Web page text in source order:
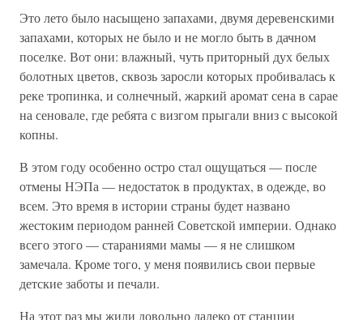
Это лето было насыщено запахами, двумя деревенскими
запахами, которых не было и не могло быть в дачном
поселке. Вот они: влажный, чуть приторный дух белых
болотных цветов, сквозь заросли которых пробивалась к
реке тропинка, и солнечный, жаркий аромат сена в сарае
на сеновале, где ребята с визгом прыгали вниз с высокой
копны.
В этом году особенно остро стал ощущаться — после
отмены НЭПа — недостаток в продуктах, в одежде, во
всем. Это время в истории страны будет названо
жестоким периодом ранней Советской империи. Однако
всего этого — стараниями мамы — я не слишком
замечала. Кроме того, у меня появились свои первые
детские заботы и печали.
На этот раз мы жили довольно далеко от станции